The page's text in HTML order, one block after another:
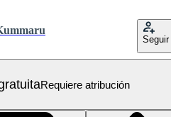
Seguir
Requiere atribución